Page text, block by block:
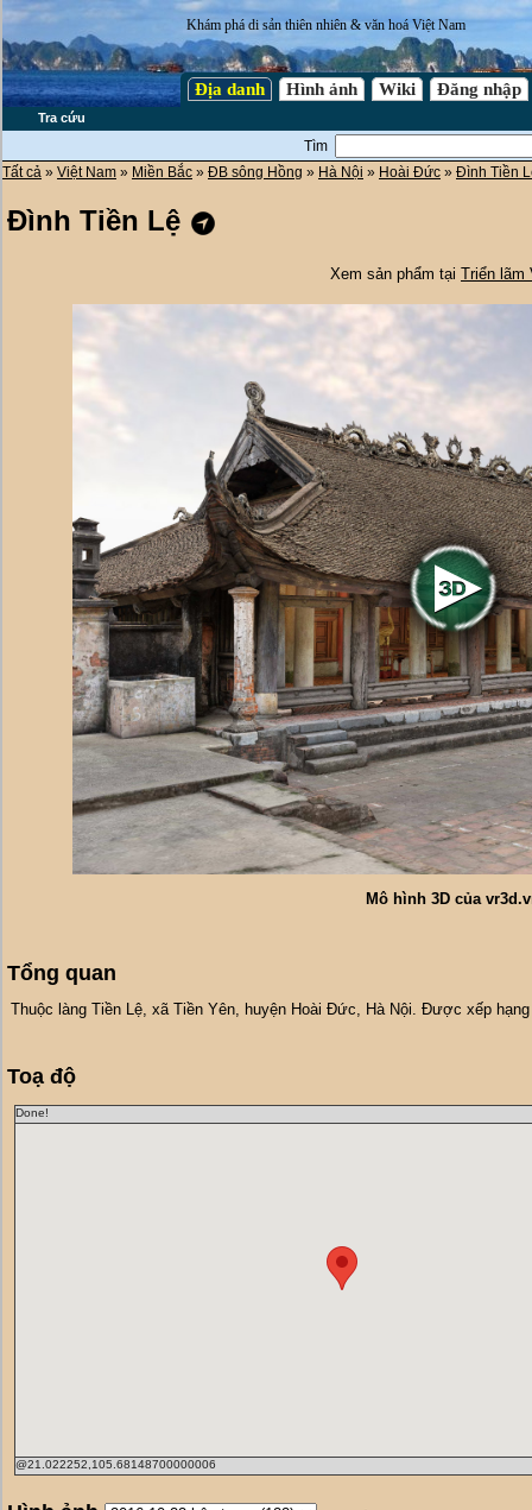
Khám phá di sản thiên nhiên & văn hoá Việt Nam
Địa danh Hình ảnh Wiki Đăng nhập
Tra cứu
Tìm
Tất cả » Việt Nam » Miền Bắc » ĐB sông Hồng » Hà Nội » Hoài Đức » Đình Tiền
Đình Tiền Lệ
Xem sản phẩm tại Triển lãm
Mô hình 3D của
Tổng quan
Thuộc làng Tiền Lệ, xã Tiền Yên, huyện Hoài Đức, Hà Nội. Được xếp
Toạ độ
Done!
@21.022252,105.68148700000006